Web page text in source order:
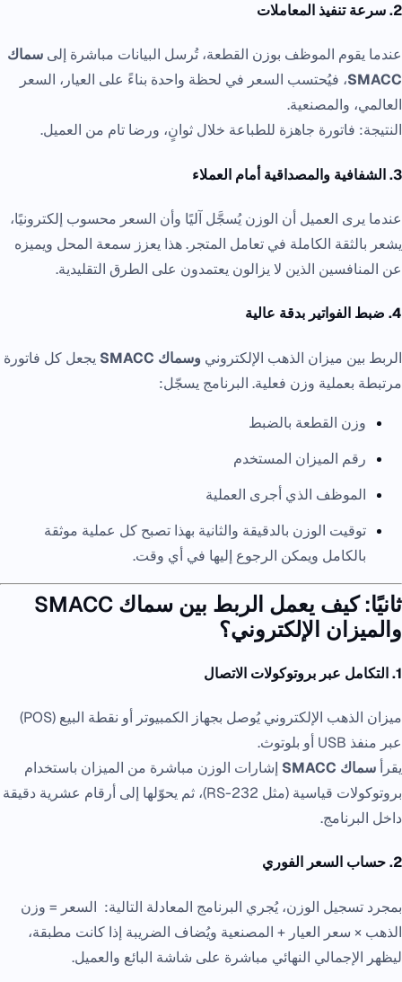
2. سرعة تنفيذ المعاملات
عندما يقوم الموظف بوزن القطعة، تُرسل البيانات مباشرة إلى سماك
SMACC، فيُحتسب السعر في لحظة واحدة بناءً على العيار، السعر
العالمي، والمصنعية.
النتيجة: فاتورة جاهزة للطباعة خلال ثوانٍ، ورضا تام من العميل.
3. الشفافية والمصداقية أمام العملاء
عندما يرى العميل أن الوزن يُسجَّل آليًا وأن السعر محسوب إلكترونيًا،
يشعر بالثقة الكاملة في تعامل المتجر. هذا يعزز سمعة المحل ويميزه
عن المنافسين الذين لا يزالون يعتمدون على الطرق التقليدية.
4. ضبط الفواتير بدقة عالية
الربط بين ميزان الذهب الإلكتروني وسماك SMACC
يجعل كل فاتورة
مرتبطة بعملية وزن فعلية. البرنامج يسجّل:
وزن القطعة بالضبط
رقم الميزان المستخدم
الموظف الذي أجرى العملية
توقيت الوزن بالدقيقة والثانية بهذا تصبح كل عملية موثقة
بالكامل ويمكن الرجوع إليها في أي وقت.
ثانيًا: كيف يعمل الربط بين سماك SMACC
والميزان الإلكتروني؟
1. التكامل عبر بروتوكولات الاتصال
ميزان الذهب الإلكتروني يُوصل بجهاز الكمبيوتر أو نقطة البيع (POS)
عبر منفذ USB أو بلوتوث.
يقرأ سماك SMACC
إشارات الوزن مباشرة من الميزان باستخدام
بروتوكولات قياسية (مثل RS-232)، ثم يحوّلها إلى أرقام عشرية دقيقة
داخل البرنامج.
2. حساب السعر الفوري
بمجرد تسجيل الوزن، يُجري البرنامج المعادلة التالية: السعر = وزن
الذهب × سعر العيار + المصنعية ويُضاف الضريبة إذا كانت مطبقة،
ليظهر الإجمالي النهائي مباشرة على شاشة البائع والعميل.